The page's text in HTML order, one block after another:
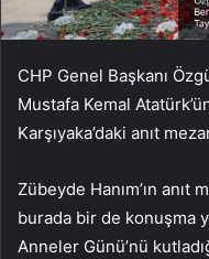
CHP Genel Başkanı
Mustafa Kemal
Karşıyaka’daki anıt
Zübeyde Hanım’ın anıt
burada bir de konuşma
Anneler Günü’nü